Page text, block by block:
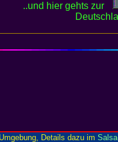
..und hier gehts zur